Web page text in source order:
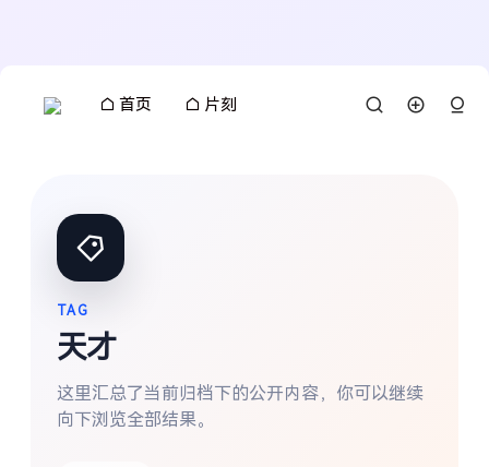
首页 片刻
TAG
天才
这里汇总了当前归档下的公开内容，你可以继续
向下浏览全部结果。